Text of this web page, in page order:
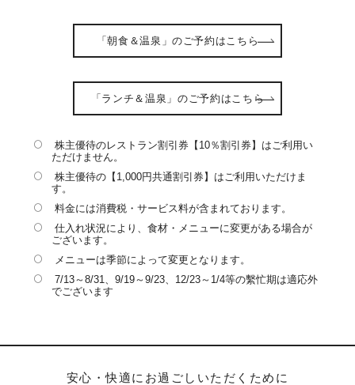
「朝食＆温泉」のご予約はこちら
「ランチ＆温泉」のご予約はこちら
株主優待のレストラン割引券【10％割引券】はご利用い
ただけません。
株主優待の【1,000円共通割引券】はご利用いただけま
す。
料金には消費税・サービス料が含まれております。
仕入れ状況により、食材・メニューに変更がある場合が
ございます。
メニューは季節によって変更となります。
7/13～8/31、9/19～9/23、12/23～1/4等の繫忙期は適応外
でございます
安心・快適にお過ごしいただくために